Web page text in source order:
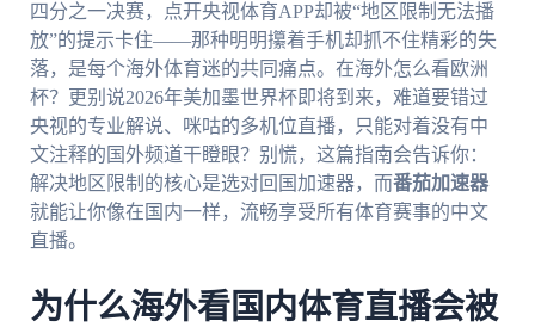
四分之一决赛，点开央视体育APP却被“地区限制无法播
放”的提示卡住——那种明明攥着手机却抓不住精彩的失
落，是每个海外体育迷的共同痛点。在海外怎么看欧洲
杯？更别说2026年美加墨世界杯即将到来，难道要错过
央视的专业解说、咪咕的多机位直播，只能对着没有中
文注释的国外频道干瞪眼？别慌，这篇指南会告诉你：
解决地区限制的核心是选对回国加速器，而番茄加速器
就能让你像在国内一样，流畅享受所有体育赛事的中文
直播。
为什么海外看国内体育直播会被